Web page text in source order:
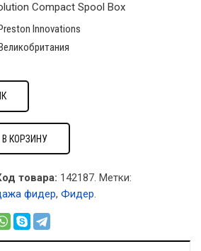
Compact Spool Box
Preston Innovations
Великобритания
В КОРЗИНУ
товара: 142187. Метки:
фидер, Фидер.